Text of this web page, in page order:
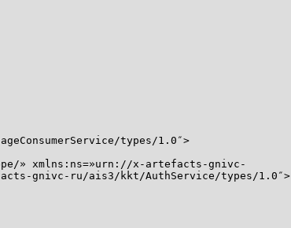
types/1.0″>
xmlns:ns=»urn://x-artefacts-gnivc-
gnivc-ru/ais3/kkt/AuthService/types/1.0″>